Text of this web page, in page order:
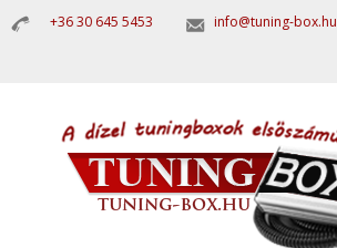
+36 30 645 5453 info@tuning-box.hu